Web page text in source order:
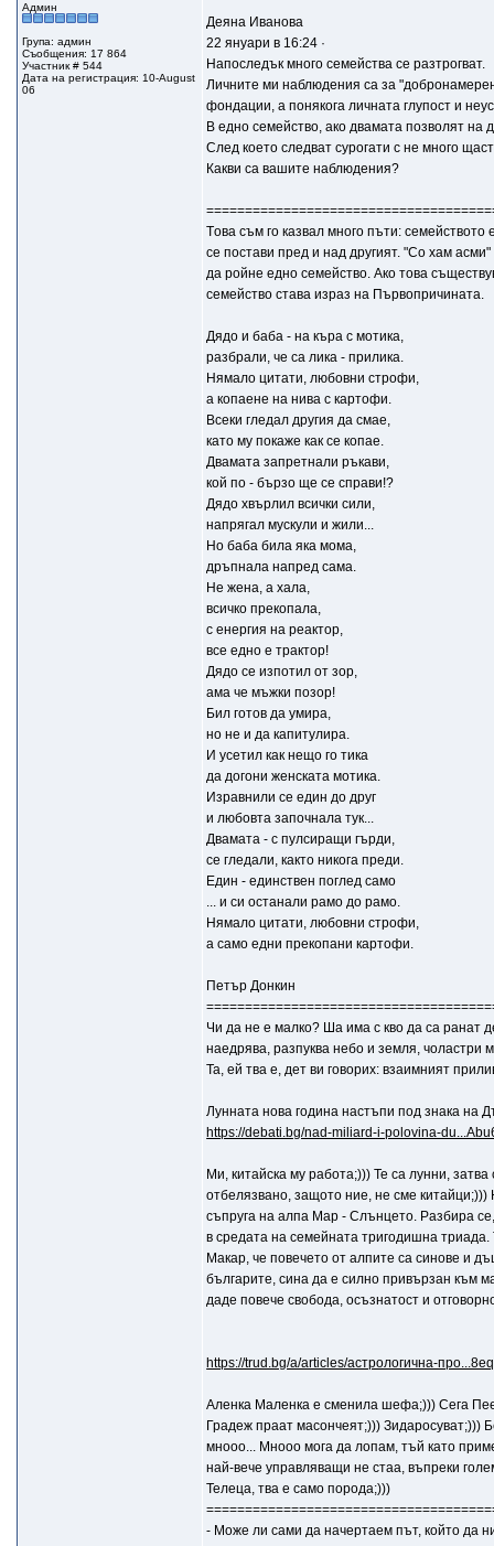
Админ
Група: админ
Съобщения: 17 864
Участник # 544
Дата на регистрация: 10-August
06
Деяна Иванова
22 януари в 16:24 ·
Напоследък много семейства се разтрогват.
Личните ми наблюдения са за
фондации, а понякога личната глупост и
В едно семейство, ако двамата позволят на
След което следват сурогати с не много
Какви са вашите наблюдения?
Tова съм го казвал много пъти:
се постави пред и над другият. "Со хам
да ройне едно семейство. Ако това
семейство става израз на Първопричината.
Дядо и баба - на къра с мотика,
разбрали, че са лика - прилика.
Нямало цитати, любовни строфи,
а копаене на нива с картофи.
Всеки гледал другия да смае,
като му покаже как се копае.
Двамата запретнали ръкави,
кой по - бързо ще се справи!?
Дядо хвърлил всички сили,
напрягал мускули и жили...
Но баба била яка мома,
дръпнала напред сама.
Не жена, а хала,
всичко прекопала,
с енергия на реактор,
все едно е трактор!
Дядо се изпотил от зор,
ама че мъжки позор!
Бил готов да умира,
но не и да капитулира.
И усетил как нещо го тика
да догони женската мотика.
Изравнили се един до друг
и любовта започнала тук...
Двамата - с пулсиращи гърди,
се гледали, както никога преди.
Един - единствен поглед само
... и си останали рамо до рамо.
Нямало цитати, любовни строфи,
а само едни прекопани картофи.
Петър Донкин
Чи да не е малко? Ша има с кво да са ранат
наедрява, разпуква небо и земля, чоластри
Та, ей тва е, дет ви говорих: взаимният
Лунната нова година настъпи под знака на
https://debati.bg/nad-miliard-i-polovina-
Ми, китайска му работа;))) Те са лунни,
отбелязвано, защото ние, не сме
съпруга на алпа Мар - Слънцето. Разбира
в средата на семейната тригодишна
Макар, че повечето от алпите са синове и
българите, сина да е силно привързан към
даде повече свобода, осъзнатост и
https://trud.bg/a/articles/астрологична-
Аленка Маленка е сменила шефа;))) Сега
Градеж праат масончеят;))) Зидаросуват;)))
мнооо... Мнооо мога да лопам, тъй като
най-вече управляващи не стаа, въпреки
Телеца, тва е само порода;)))
- Може ли сами да начертаем път, който да